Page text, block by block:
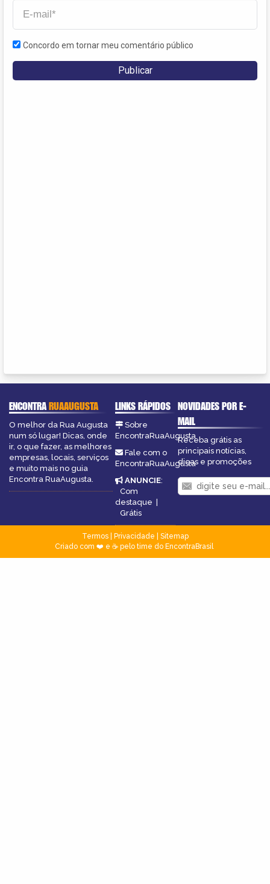
Concordo em tornar meu comentário público
ENCONTRARUAAUGUSTA
O melhor da Rua Augusta
num só lugar! Dicas, onde
ir, o que fazer, as melhores
empresas, locais, serviços
e muito mais no guia
Encontra RuaAugusta.
LINKS RÁPIDOS
Sobre
EncontraRuaAugusta
Fale com o
EncontraRuaAugusta
ANUNCIE:
Com
destaque
Grátis
NOVIDADES POR E-
MAIL
Receba grátis as
principais notícias,
dicas e promoções
Termos| Privacidade
Sitemap
Criado com ❤️ e ☕ pelo time do EncontraBrasil